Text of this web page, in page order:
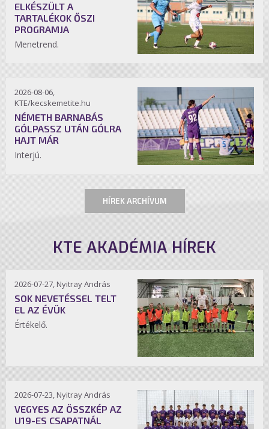
ELKÉSZÜLT A
TARTALÉKOK ŐSZI
PROGRAMJA
Menetrend.
2026-08-06,
KTE/kecskemetite.hu
NÉMETH BARNABÁS
GÓLPASSZ UTÁN GÓLRA
HAJT MÁR
Interjú.
HÍREK ARCHÍVUM
KTE AKADÉMIA HÍREK
2026-07-27, Nyitray András
SOK NEVETÉSSEL TELT
EL AZ ÉVÜK
Értékelő.
2026-07-23, Nyitray András
VEGYES AZ ÖSSZKÉP AZ
U19-ES CSAPATNÁL